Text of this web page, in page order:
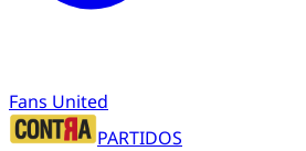
Fans United
PARTIDOS